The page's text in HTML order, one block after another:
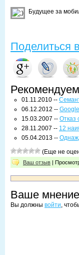
Будущее за
Поделиться
01.11.2010 --
06.12.2012 --
15.03.2007 -- Отказ
28.11.2007 -- 12
05.04.2013 --
(Еще не
Ваш отзыв |
Ваше мнение
Вы должны войти,